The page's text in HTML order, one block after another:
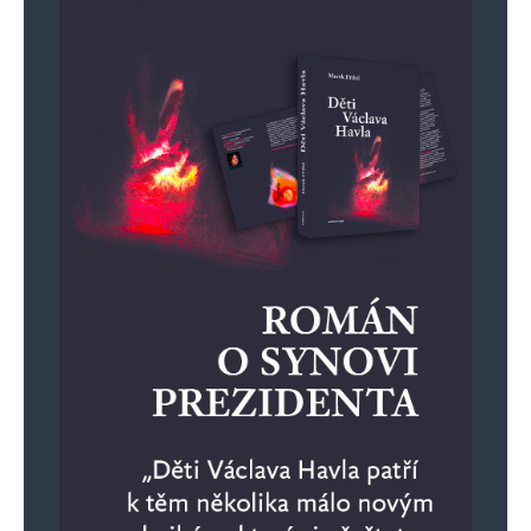
Dezimetr mozna ne kriminal ale dlouha
podminka a tucna miliardova pokuta
Napajedla roakradeni nase plnikrevneho
hrebcina coz ani komunisti neudelai
a mohl bych pokracovat ale jestli mame justici
Miroslav winkler
Proboha to ze jsou odborníci vždyť všichni
Odpovědět